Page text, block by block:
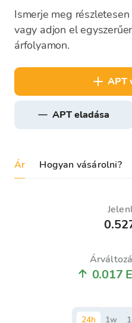
Ismerje meg
vagy adjon el
árfolyamon.
APT eladása
Ár Hogyan vásárolni?
0.017
24h 1w 1